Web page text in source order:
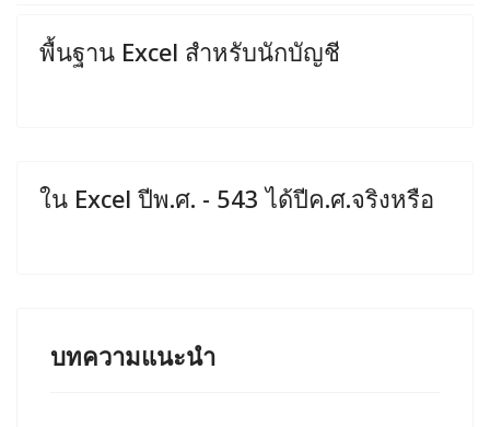
พื้นฐาน Excel สำหรับนักบัญชี
ใน Excel ปีพ.ศ. - 543 ได้ปีค.ศ.จริงหรือ
บทความแนะนำ